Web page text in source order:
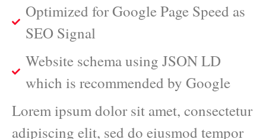
Optimized for Google Page Speed as
SEO Signal
Website schema using JSON LD
which is recommended by Google
Lorem ipsum dolor sit amet, consectetur
adipiscing elit, sed do eiusmod tempor